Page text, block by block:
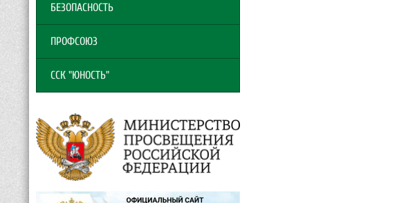
БЕЗОПАСНОСТЬ
ПРОФСОЮЗ
ССК "ЮНОСТЬ"